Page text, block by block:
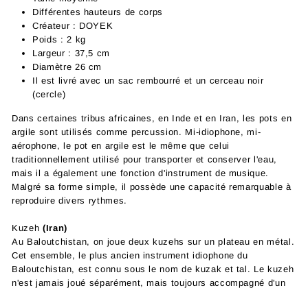
Différentes hauteurs de corps
Créateur : DOYEK
Poids : 2 kg
Largeur : 37,5 cm
Diamètre 26 cm
Il est livré avec un sac rembourré et un cerceau noir
(cercle)
Dans certaines tribus africaines, en Inde et en Iran, les pots en
argile sont utilisés comme percussion. Mi-idiophone, mi-
aérophone, le pot en argile est le même que celui
traditionnellement utilisé pour transporter et conserver l'eau,
mais il a également une fonction d'instrument de musique.
Malgré sa forme simple, il possède une capacité remarquable à
reproduire divers rythmes.
Kuzeh (Iran)
Au Baloutchistan, on joue deux kuzehs sur un plateau en métal.
Cet ensemble, le plus ancien instrument idiophone du
Baloutchistan, est connu sous le nom de kuzak et tal. Le kuzeh
n'est jamais joué séparément, mais toujours accompagné d'un